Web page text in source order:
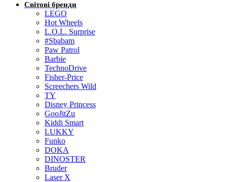
Світові бренди
LEGO
Hot Wheels
L.O.L. Surprise
#Sbabam
Paw Patrol
Barbie
TechnoDrive
Fisher-Price
Screechers Wild
TY
Disney Princess
GooJitZu
Kiddi Smart
LUKKY
Funko
DOKA
DINOSTER
Bruder
Laser X